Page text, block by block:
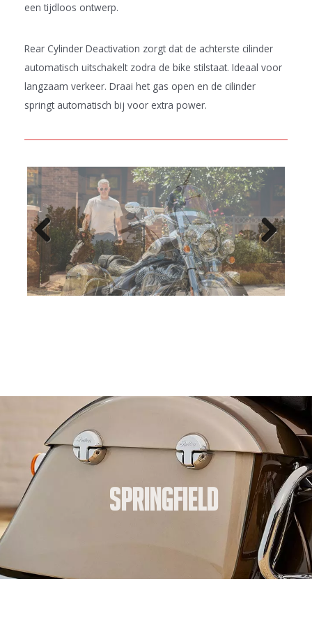
een tijdloos ontwerp.
Rear Cylinder Deactivation zorgt dat de achterste cilinder
automatisch uitschakelt zodra de bike stilstaat. Ideaal voor
langzaam verkeer. Draai het gas open en de cilinder
springt automatisch bij voor extra power.
Previo
us
Next
Springfield